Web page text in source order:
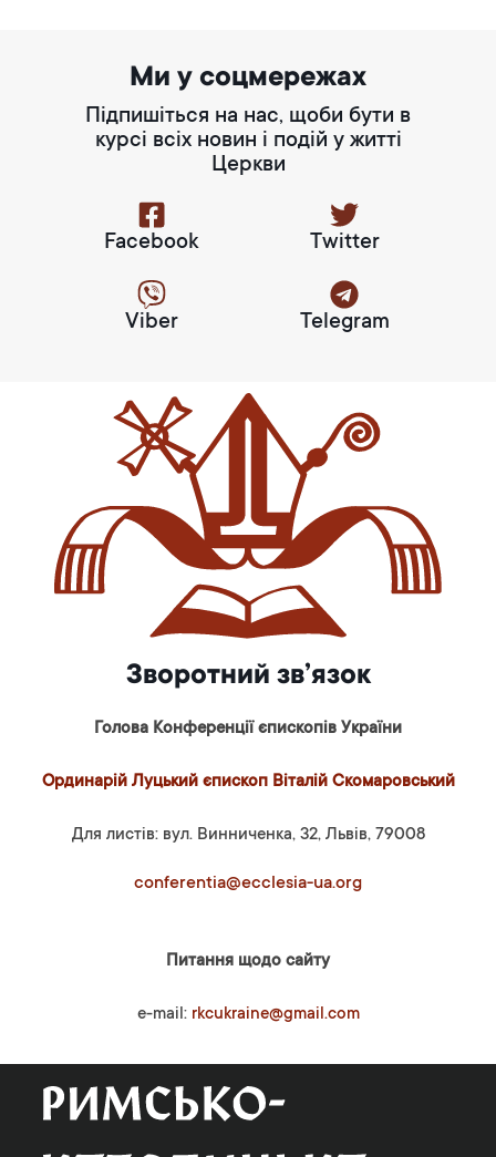
Ми у соцмережах
Підпишіться на нас, щоби бути в
курсі всіх новин і подій у житті
Церкви
Facebook Twitter
Viber Telegram
Зворотний зв’язок
Голова Конференції єпископів України
Ординарій Луцький єпископ Віталій Скомаровський
Для листів: вул. Винниченка, 32, Львів, 79008
conferentia@ecclesia-ua.org
Питання щодо сайту
e-mail: rkcukraine@gmail.com